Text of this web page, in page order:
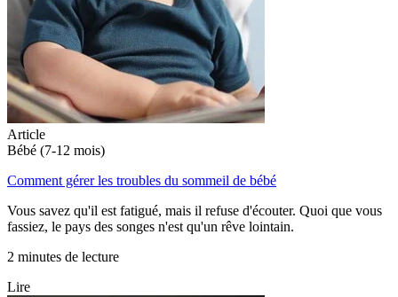
Article
Bébé (7-12 mois)
Comment gérer les troubles du sommeil de bébé
Vous savez qu'il est fatigué, mais il refuse d'écouter. Quoi que vous
fassiez, le pays des songes n'est qu'un rêve lointain.
2 minutes de lecture
Lire